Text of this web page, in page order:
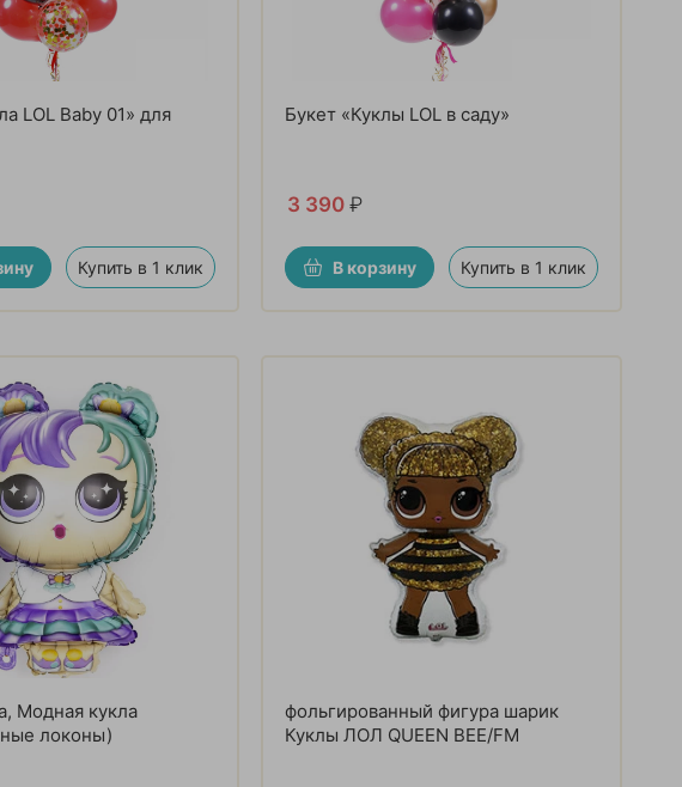
LOL Baby 01» для
Купить в 1 клик
Букет «Куклы LOL в саду»
3 390 ₽
В корзину Купить в 1 клик
Модная кукла
локоны)
фольгированный фигура шарик
Куклы ЛОЛ QUEEN BEE/FM